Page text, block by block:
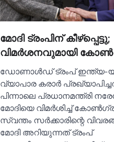
മോദി ട്രംപിന് കീഴ്പ്പെട്ടു;
വിമര്‍ശനവുമായി
ഡോണാള്‍ഡ് ട്രംപ്
വ്യാപാര കരാർ
പിന്നാലെ പ്രധാനമന്ത്രി
മോദിയെ വിമർശിച്ച്‌
സ്വന്തം സർക്കാരിന്റെ
മോദി അറിയുന്നത് ട്രംപ്